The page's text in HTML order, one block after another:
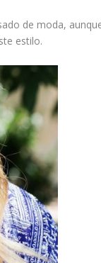
de moda,
estilo.